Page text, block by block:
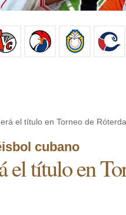
el título en Torneo de
cubano
el título en